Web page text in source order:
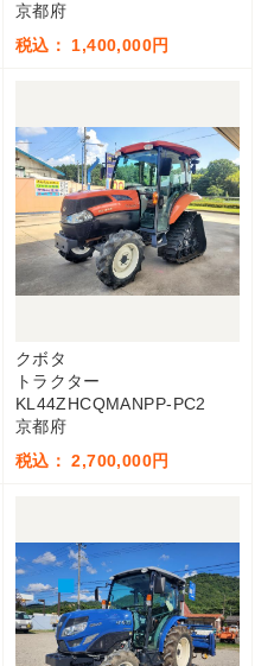
京都府
税込： 1,400,000円
クボタ
トラクター
KL44ZHCQMANPP-PC2
京都府
税込： 2,700,000円